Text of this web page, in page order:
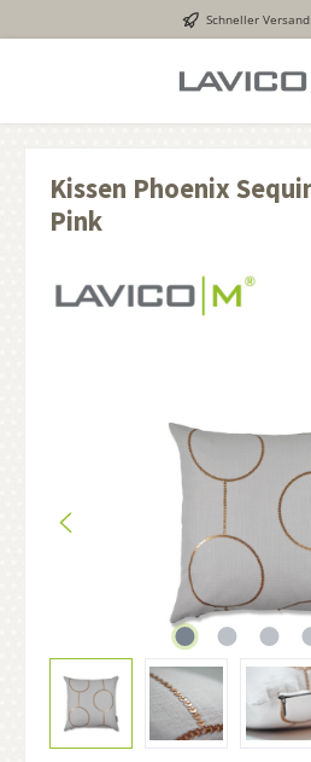
Schneller Versand
Kissen Phoenix
Pink